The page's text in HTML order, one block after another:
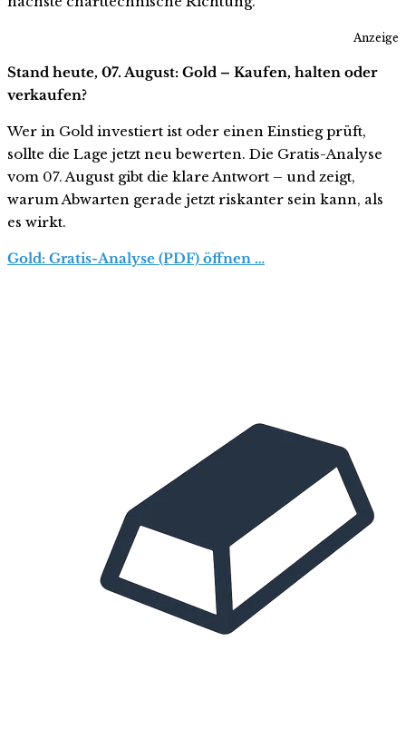
Anzeige
Stand heute, 07. August: Gold – Kaufen, halten oder
verkaufen?
Wer in Gold investiert ist oder einen Einstieg prüft,
sollte die Lage jetzt neu bewerten. Die Gratis-Analyse
vom 07. August gibt die klare Antwort – und zeigt,
warum Abwarten gerade jetzt riskanter sein kann, als
es wirkt.
Gold: Gratis-Analyse (PDF) öffnen …